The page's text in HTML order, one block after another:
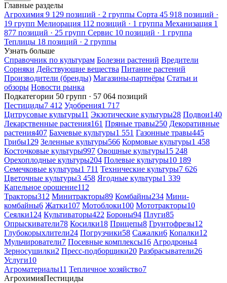
Главные разделы
Агрохимия 9 129 позиций · 2 группы Сорта 45 918 позиций ·
19 групп Мелиорация 112 позиций · 1 группа Механизация 1
877 позиций · 25 групп Сервис 10 позиций · 1 группа
Теплицы 18 позиций · 2 группы
Узнать больше
Справочник по культурам Болезни растений Вредители
Сорняки Действующие вещества Питание растений
Производители (бренды) Магазины-партнёры Статьи и
обзоры Новости рынка
Подкатегории 50 групп · 57 064 позиций
Пестициды7 412 Удобрения1 717
Цитрусовые культуры11 Экзотические культуры28 Подвои140
Лекарственные растения161 Пряные травы250 Декоративные
растения407 Бахчевые культуры1 551 Газонные травы445
Грибы129 Зеленные культуры566 Кормовые культуры1 458
Косточковые культуры997 Овощные культуры15 248
Орехоплодные культуры204 Полевые культуры10 189
Семечковые культуры1 711 Технические культуры7 626
Цветочные культуры3 458 Ягодные культуры1 339
Капельное орошение112
Тракторы312 Минитракторы89 Комбайны234 Мини-
комбайны6 Жатки107 Мотоблоки100 Мототракторы10
Сеялки124 Культиваторы422 Бороны94 Плуги85
Опрыскиватели78 Косилки18 Прицепы8 Грунтофрезы12
Глубокорыхлители24 Погрузчики58 Сажалки6 Копалки12
Мульчирователи7 Посевные комплексы16 Агродроны4
Зерносушилки2 Пресс-подборщики20 Разбрасыватели26
Услуги10
Агроматериалы11 Тепличное хозяйство7
АгрохимияПестициды